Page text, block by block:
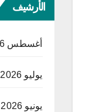
الأرشيف
أغسطس 2026
يوليو 2026
يونيو 2026